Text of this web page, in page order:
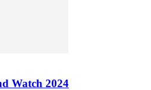
Watch 2024